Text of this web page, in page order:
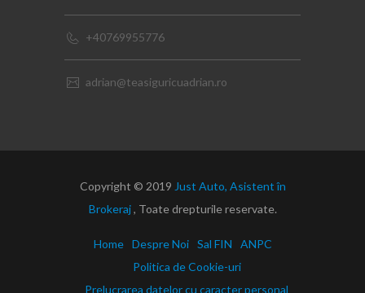
+40769955776
adrian@teasiguricuadrian.ro
Copyright © 2019 Just Auto, Asistent în
Brokeraj, Toate drepturile reservate.
Home Despre Noi Sal FIN
ANPC
Politica de Cookie-uri
Prelucrarea datelor cu caracter personal